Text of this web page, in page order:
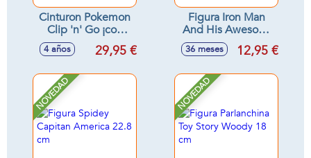
Cinturon Pokemon
Clip 'n' Go ¡con
capacidad para 6
pokeballs! incluye
figura - Modelos
surtidos
4 años 29,95 €
Figura Iron Man
And His Awesone
Friends.
36 meses 12,95 €
NOVEDAD NOVEDAD